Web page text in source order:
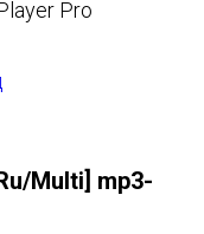
Multi] mp3-